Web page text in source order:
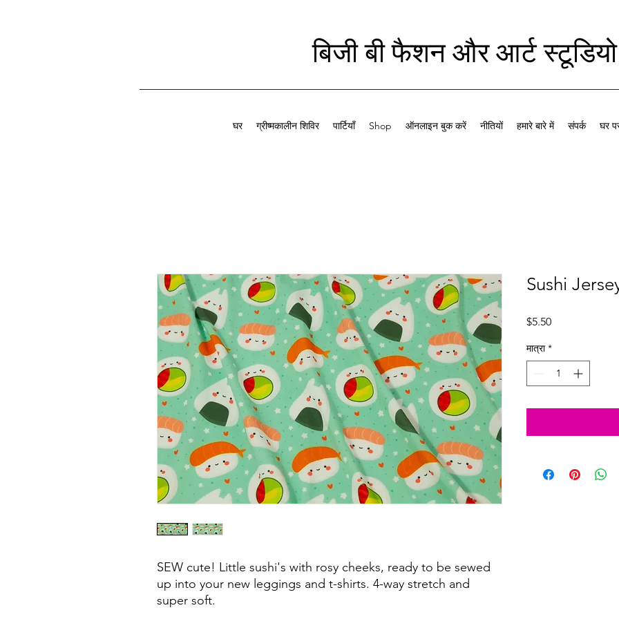
बिजी बी फैशन और आर्ट स्टूडियो
घर ग्रीष्मकालीन शिविर पार्टियाँ Shop ऑनलाइन बुक करें नीतियों हमारे बारे में संपर्क घर
SEW cute! Little sushi's with rosy cheeks, ready to be sewed
up into your new leggings and t-shirts. 4-way stretch and
super soft.
Sushi
$5.50मूल्य
मात्रा *